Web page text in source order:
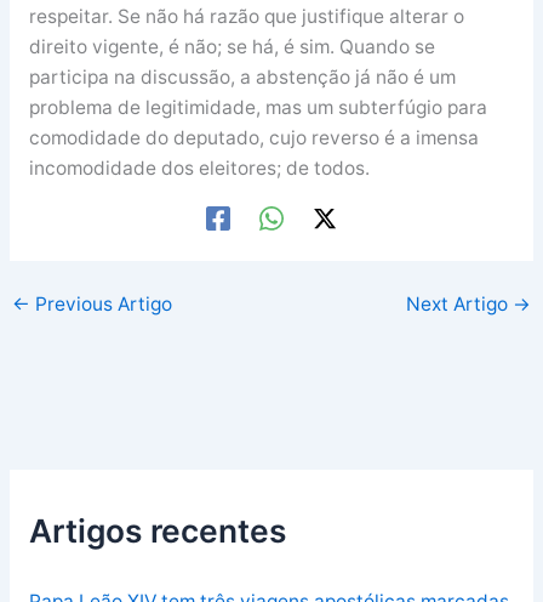
respeitar. Se não há razão que justifique alterar o
direito vigente, é não; se há, é sim. Quando se
participa na discussão, a abstenção já não é um
problema de legitimidade, mas um subterfúgio para
comodidade do deputado, cujo reverso é a imensa
incomodidade dos eleitores; de todos.
← Previous Artigo Next Artigo →
Artigos recentes